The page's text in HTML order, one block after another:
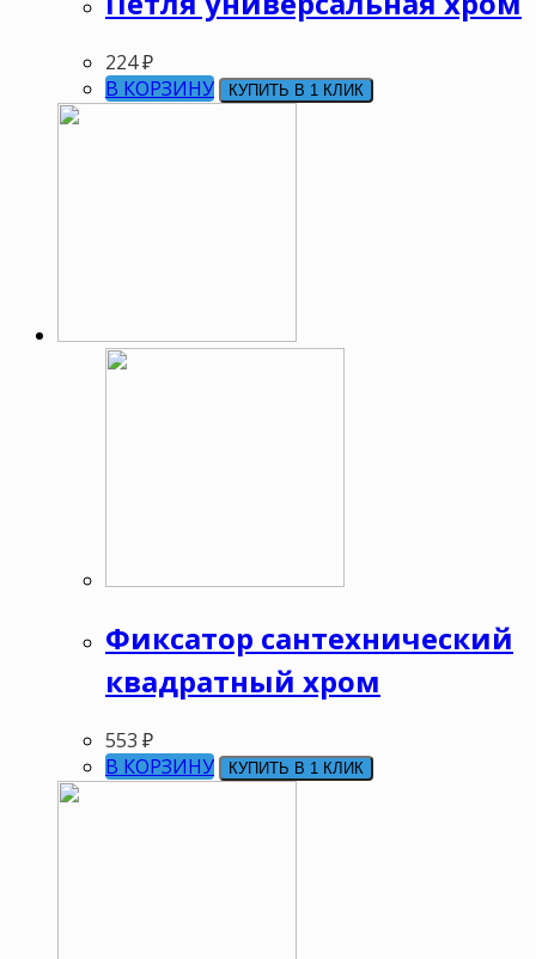
224₽
В КОРЗИНУ
КУПИТЬ В 1 КЛИК
Фиксатор сантехнический
квадратный хром
553 ₽
В КОРЗИНУ
КУПИТЬ В 1 КЛИК